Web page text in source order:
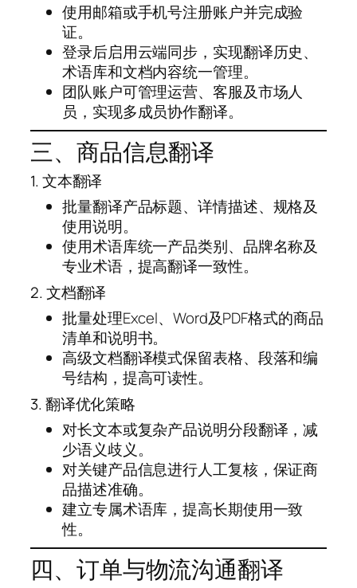
使用邮箱或手机号注册账户并完成验
证。
登录后启用云端同步，实现翻译历史、
术语库和文档内容统一管理。
团队账户可管理运营、客服及市场人
员，实现多成员协作翻译。
三、商品信息翻译
1. 文本翻译
批量翻译产品标题、详情描述、规格及
使用说明。
使用术语库统一产品类别、品牌名称及
专业术语，提高翻译一致性。
2. 文档翻译
批量处理Excel、Word及PDF格式的商品
清单和说明书。
高级文档翻译模式保留表格、段落和编
号结构，提高可读性。
3. 翻译优化策略
对长文本或复杂产品说明分段翻译，减
少语义歧义。
对关键产品信息进行人工复核，保证商
品描述准确。
建立专属术语库，提高长期使用一致
性。
四、订单与物流沟通翻译